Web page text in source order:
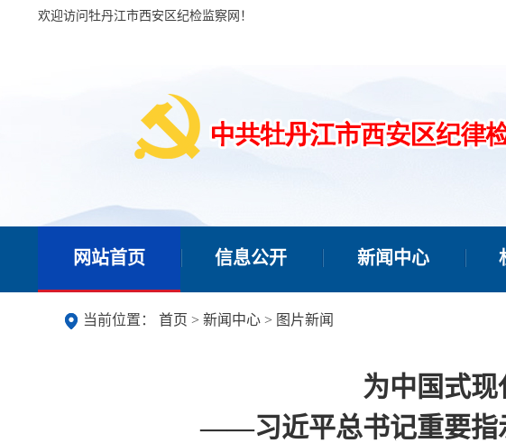
欢迎访问牡丹江市西安区纪检监察网！
网站首页 信息公开 新闻中心
当前位置： 首页 > 新闻中心 > 图片新闻
为中国式
——习近平总书记重要指